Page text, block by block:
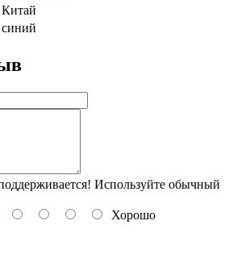
Китай
синий
Используйте обычный
Хорошо